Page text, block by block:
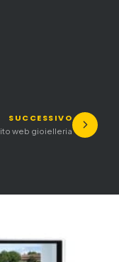
SUCCESSIVO
web gioielleria